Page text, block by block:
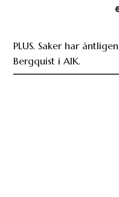
PLUS. Saker har
Bergquist i AIK.